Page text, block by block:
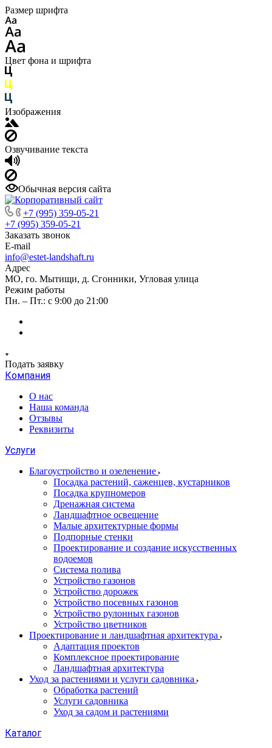
Размер шрифта
Цвет фона и шрифта
Изображения
Озвучивание текста
Обычная версия сайта
+7 (995) 359-05-21
+7 (995) 359-05-21
Заказать звонок
E-mail
info@estet-landshaft.ru
Адрес
МО, го. Мытищи, д. Сгонники, Угловая улица
Режим работы
Пн. – Пт.: с 9:00 до 21:00
Подать заявку
Компания
О нас
Наша команда
Отзывы
Реквизиты
Услуги
Благоустройство и озеленение
Посадка растений, саженцев, кустарников
Посадка крупномеров
Дренажная система
Ландшафтное освещение
Малые архитектурные формы
Подпорные стенки
Проектирование и создание искусственных
водоемов
Система полива
Устройство газонов
Устройство дорожек
Устройство посевных газонов
Устройство рулонных газонов
Устройство цветников
Проектирование и ландшафтная архитектура
Адаптация проектов
Комплексное проектирование
Ландшафтная архитектура
Уход за растениями и услуги садовника
Обработка растений
Услуги садовника
Уход за садом и растениями
Каталог